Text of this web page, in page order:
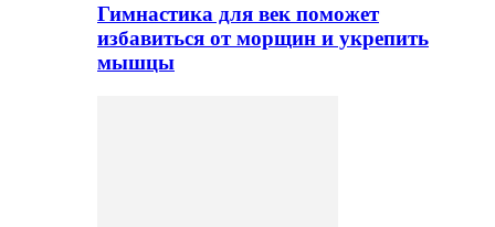
Гимнастика для век поможет
избавиться от морщин и укрепить
мышцы